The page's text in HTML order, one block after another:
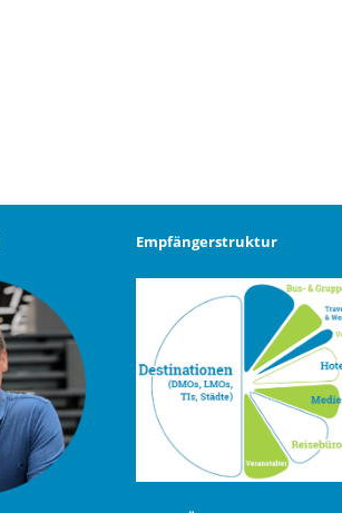
Empfängerstruktur